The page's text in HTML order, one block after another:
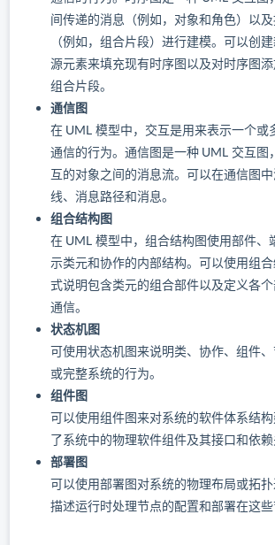
间传递的消息（例如，对象和角色）以
（例如，组合片段）进行建模。可以创
源元素来填充现有时序图以及对时序图
组合片段。
通信图
在 UML 模型中，交互是用来表示一个或
通信的行为。通信图是一种 UML 交互图
互的对象之间的消息流。可以在通信图
线、消息路径和消息。
组合结构图
在 UML 模型中，组合结构图使用部件、
示类元和协作的内部结构。可以使用组
式说明包含类元的组合部件以及定义各
通信。
状态机图
可使用状态机图来说明类、协作、组件
或完整系统的行为。
组件图
可以使用组件图来对系统的软件体系结
了系统中的物理软件组件及其接口和依赖
部署图
可以使用部署图对系统的物理布局或拓
描述运行时处理节点的配置和部署在这些